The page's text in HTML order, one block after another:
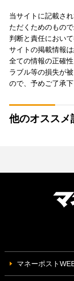
当サイトに記載さ
ただくためのもの
判断と責任におい
サイトの掲載情報
全ての情報の正確
ラブル等の損失が
ので、予めご了承下
他のオススメ
マネーポスト